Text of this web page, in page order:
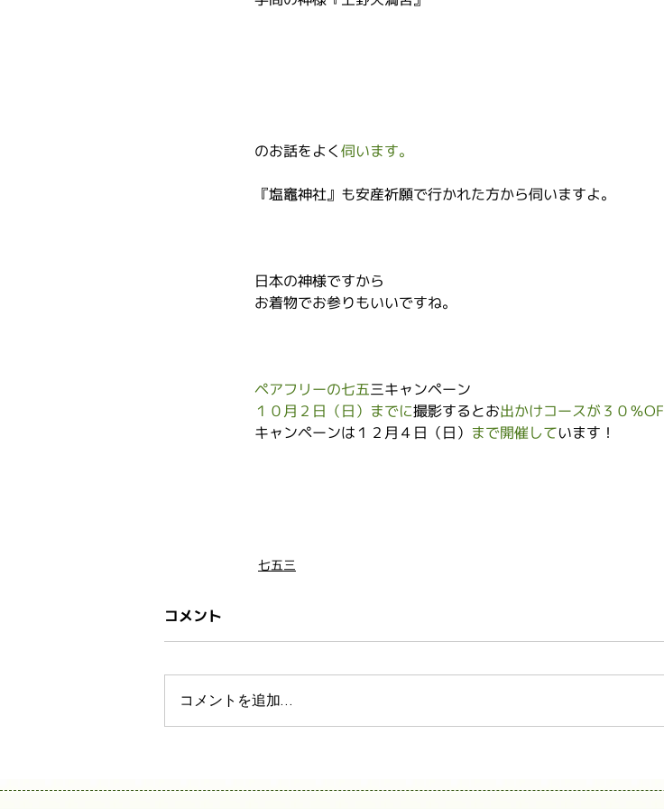
のお話をよく伺います。
『塩竈神社』も安産祈願で行かれた方から伺いますよ。
日本の神様ですから
お着物でお参りもいいですね。
ペアフリーの七五三キャンペーン
１０月２日（日）までに撮影するとお出かけコースが３０％OF
キャンペーンは１２月４日（日） まで開催しています！
七五三
コメント
コメントを追加…